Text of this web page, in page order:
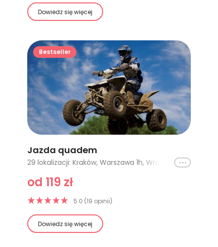
Dowiedz się więcej
Bestseller
Jazda quadem
29 lokalizacji: Kraków, Warszawa 1h, Wrocław, Łódź, Krynica Zdrój, Katowice - 1h, Częstochowa, Katowice - 2h, Opole (Kolonowskie) - 1h SEGWAY, Legnica, Częstochowa (POLARIS Sportsman) - 1h, Jelenia Góra, Wałbrzych, Białystok - Kayo AU200 lub Grizzly 300 - 1h, Białystok - Kayo AU200 lub Grizzly 300 - 2h, Kołobrzeg - 1h, Łomża - 30 min, Łomża - 1h, Łomża - 2h, Łomża - 3h, Łomża - 5h, Częstochowa (POLARIS Sportsman) - 2h, Opole (Kolonowskie) - 2h SEGWAY, Opole (Kolonowskie) - 3h SEGWAY, Opole (Kolonowskie) - 4h SEGWAY, Opole (Kolonowskie) - 1h CF MOTO 850, Opole (Kolonowskie) - 3h CF MOTO 850, Opole (Kolonowskie) - 2h CF MOTO 850, Białystok - Kayo AU200 lub Grizzly 300 - 3h
Ikona
od 119 zł
5.0 (19 opinii)
Dowiedz się więcej